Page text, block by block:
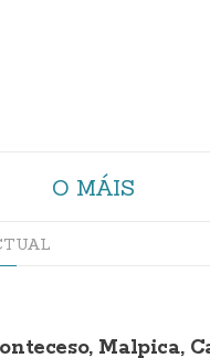
O MÁIS
Malpica,